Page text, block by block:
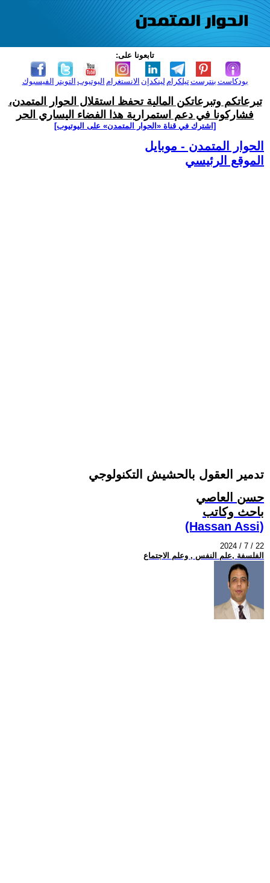
تابعونا على:
الفيسبوك التويتر اليوتيوب الانستغرام لينكدإن تيلكرامبنترست بودكاست
تبرعاتكم وتبرعاتكن المالية تحفظ استقلال الحوار المتمدن،
فشاركونا في دعم استمرارية هذا الفضاء اليساري الحر
[اشترك في قناة ‫«الحوار المتمدن» على اليوتيوب]
الحوار المتمدن - موبايل
الموقع الرئيسي
تدمير العقول بالحشيش التكنولوجي
حسن العاصي
باحث وكاتب
(Hassan Assi)
2024 / 7 / 22
الفلسفة ,علم النفس , وعلم الاجتماع